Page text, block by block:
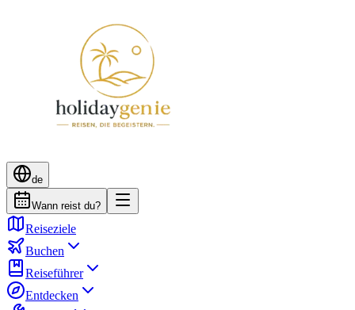
de
Wann reist du?
Reiseziele
Buchen
Reiseführer
Entdecken